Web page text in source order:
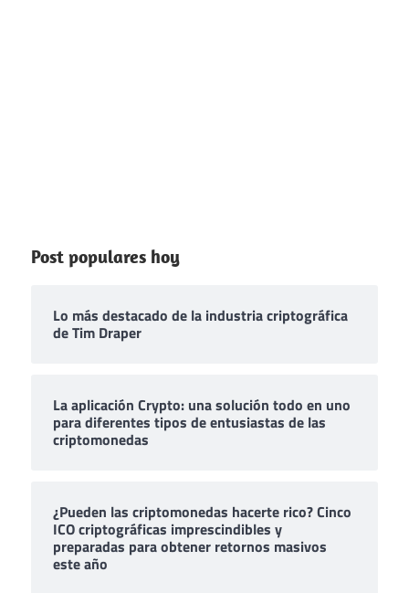
Post populares hoy
Lo más destacado de la industria criptográfica
de Tim Draper
La aplicación Crypto: una solución todo en uno
para diferentes tipos de entusiastas de las
criptomonedas
¿Pueden las criptomonedas hacerte rico? Cinco
ICO criptográficas imprescindibles y
preparadas para obtener retornos masivos
este año